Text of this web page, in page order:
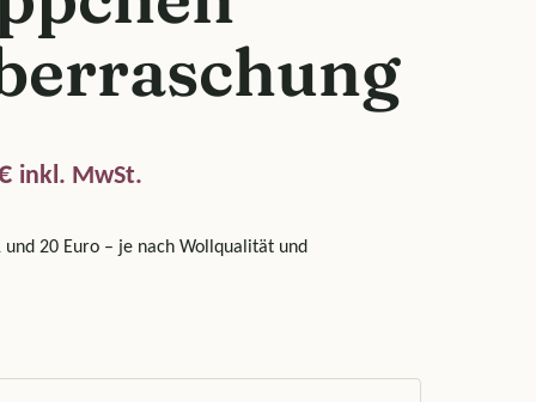
Preisspanne: 10,00 € bis 50,00 €
inkl. MwSt.
und 20 Euro – je nach Wollqualität und